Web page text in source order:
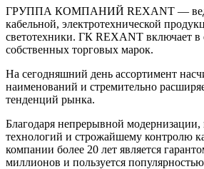
ГРУППА КОМПАНИЙ REXANT —
кабельной, электротехнической
светотехники. ГК REXANT включает в
собственных торговых марок.
На сегодняшний день ассортимент
наименований и стремительно
тенденций рынка.
Благодаря непрерывной
технологий и строжайшему контролю
компании более 20 лет является
миллионов и пользуется